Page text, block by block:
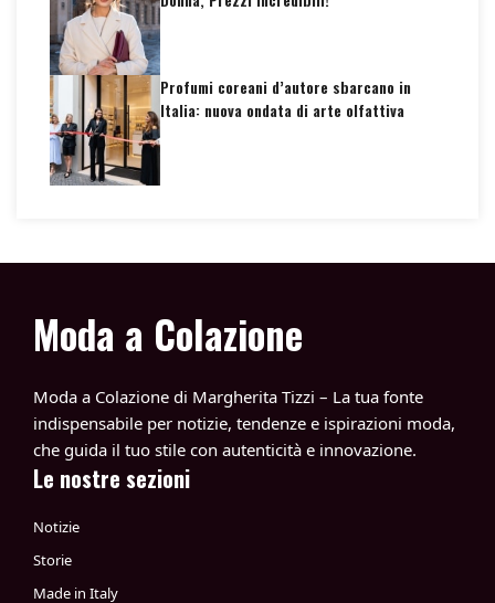
Profumi coreani d’autore sbarcano in
Italia: nuova ondata di arte olfattiva
Moda a Colazione
Moda a Colazione di Margherita Tizzi – La tua fonte
indispensabile per notizie, tendenze e ispirazioni moda,
che guida il tuo stile con autenticità e innovazione.
Le nostre sezioni
Notizie
Storie
Made in Italy